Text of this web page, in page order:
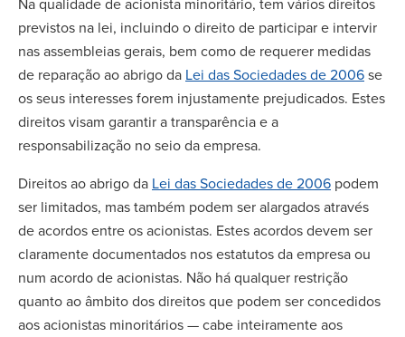
previstos na lei, incluindo o direito de participar e intervir
nas assembleias gerais, bem como de requerer medidas
de reparação ao abrigo da Lei das Sociedades de 2006se
os seus interesses forem injustamente prejudicados. Estes
direitos visam garantir a transparência e a
responsabilização no seio da empresa.
Direitos ao abrigo da Lei das Sociedades de 2006 podem
ser limitados, mas também podem ser alargados através
de acordos entre os acionistas. Estes acordos devem ser
claramente documentados nos estatutos da empresa ou
num acordo de acionistas. Não há qualquer restrição
quanto ao âmbito dos direitos que podem ser concedidos
aos acionistas minoritários — cabe inteiramente aos